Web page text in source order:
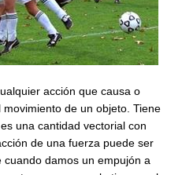
acción que causa o
de un objeto. Tiene
una cantidad vectorial con
de una fuerza puede ser
damos un empujón a